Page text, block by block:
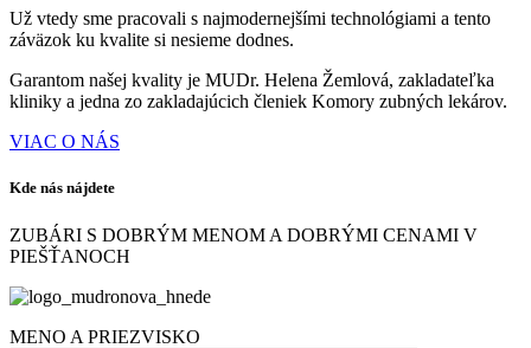
Už vtedy sme pracovali s najmodernejšími technológiami a tento
záväzok ku kvalite si nesieme dodnes.
Garantom našej kvality je MUDr. Helena Žemlová, zakladateľka
kliniky a jedna zo zakladajúcich členiek Komory zubných lekárov.
VIAC O NÁS
Kde nás nájdete
ZUBÁRI S DOBRÝM MENOM A DOBRÝMI CENAMI V
PIEŠŤANOCH
MENO A PRIEZVISKO